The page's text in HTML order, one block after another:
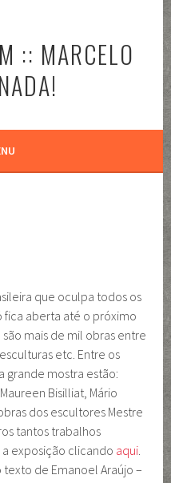
:: MARCELO
que oculpa todos os
fica aberta até o próximo
mais de mil obras entre
etc. Entre os
grande mostra estão:
Bisilliat, Mário
dos escultores Mestre
tantos trabalhos
exposição clicando aqui.
de Emanoel Araújo –